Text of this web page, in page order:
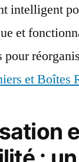
intelligent
et
pour
et Boîtes